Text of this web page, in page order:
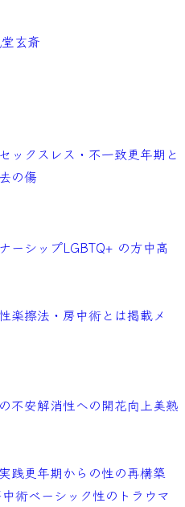
玄斎
セックスレス・不一致更年期と
の傷
ーシップLGBTQ+ の方中高
性楽擦法・房中術とは掲載メ
不安解消性への開花向上美熟
践更年期からの性の再構築
術ベーシック性のトラウマ